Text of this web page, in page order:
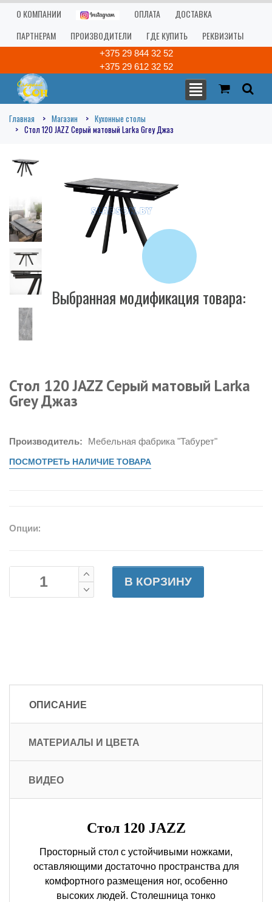
О КОМПАНИИ ОПЛАТА
ДОСТАВКА
ПАРТНЕРАМ
ПРОИЗВОДИТЕЛИ ГДЕ КУПИТЬ РЕКВИЗИТЫ
+375 29 844 32 52
+375 29 612 32 52
Главная Магазин
Кухонные столы
Стол 120 JAZZ Серый матовый Larka Grey Джаз
Выбранная модификация товара:
Стол 120 JAZZ Серый матовый Larka
Grey Джаз
Производитель: Мебельная фабрика "Табурет"
ПОСМОТРЕТЬ НАЛИЧИЕ ТОВАРА
Опции:
В КОРЗИНУ
ОПИСАНИЕ
МАТЕРИАЛЫ И ЦВЕТА
ВИДЕО
Стол 120 JAZZ
Просторный стол с устойчивыми ножками,
оставляющими достаточно пространства для
комфортного размещения ног, особенно
высоких людей. Столешница тонко